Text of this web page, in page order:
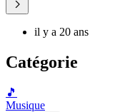
il y a 20 ans
Catégorie
🎵
Musique